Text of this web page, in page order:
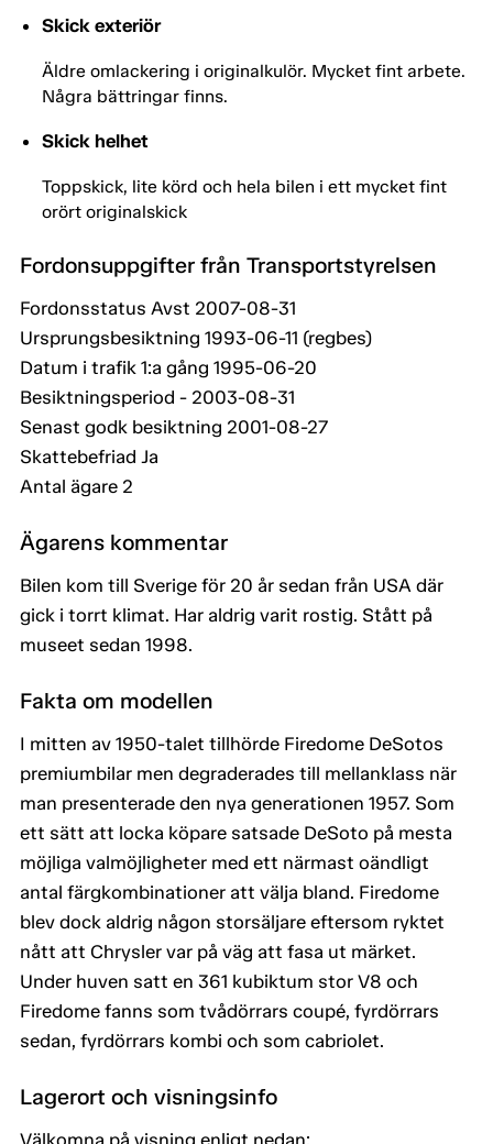
Skick exteriör
Äldre omlackering i originalkulör. Mycket fint arbete.
Några bättringar finns.
Skick helhet
Toppskick, lite körd och hela bilen i ett mycket fint
orört originalskick
Fordonsuppgifter från Transportstyrelsen
Fordonsstatus Avst 2007-08-31
Ursprungsbesiktning 1993-06-11 (regbes)
Datum i trafik 1:a gång 1995-06-20
Besiktningsperiod - 2003-08-31
Senast godk besiktning 2001-08-27
Skattebefriad Ja
Antal ägare 2
Ägarens kommentar
Bilen kom till Sverige för 20 år sedan från USA där
gick i torrt klimat. Har aldrig varit rostig. Stått på
museet sedan 1998.
Fakta om modellen
I mitten av 1950-talet tillhörde Firedome DeSotos
premiumbilar men degraderades till mellanklass när
man presenterade den nya generationen 1957. Som
ett sätt att locka köpare satsade DeSoto på mesta
möjliga valmöjligheter med ett närmast oändligt
antal färgkombinationer att välja bland. Firedome
blev dock aldrig någon storsäljare eftersom ryktet
nått att Chrysler var på väg att fasa ut märket.
Under huven satt en 361 kubiktum stor V8 och
Firedome fanns som tvådörrars coupé, fyrdörrars
sedan, fyrdörrars kombi och som cabriolet.
Lagerort och visningsinfo